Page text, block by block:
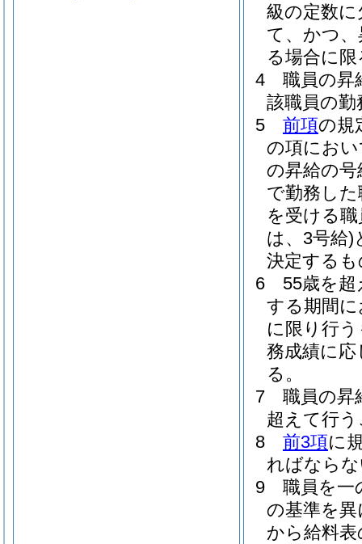
級の定数
て、かつ
る場合に
4
職員の昇
該職員の
5
前項の規
の項にお
の昇給の号
で勤務し
を受ける
は、3号給)
決定する
6
55歳を
する期間
に限り行
務成績に
る。
7
職員の昇
超えて行
8
前3項に
ればなら
9
職員を一
の基準を
から給料